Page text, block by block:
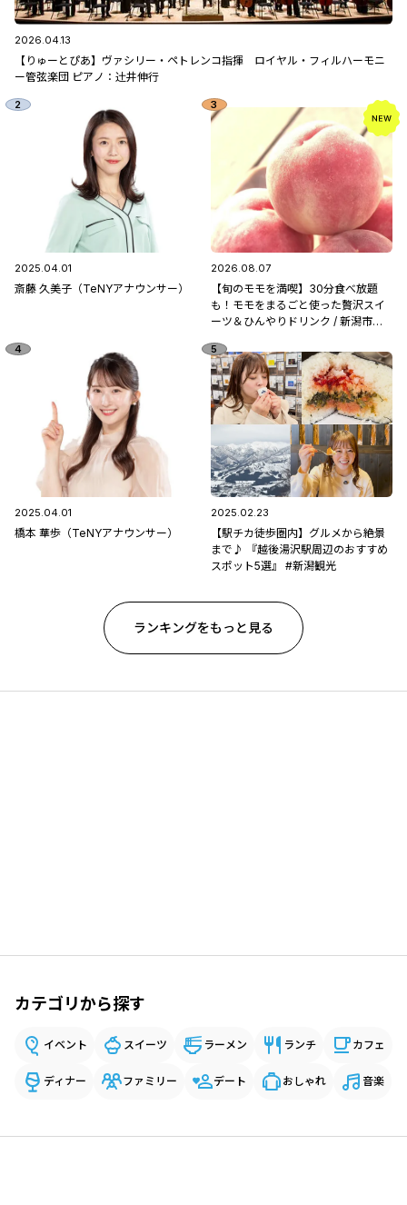
2026.04.13
【りゅーとぴあ】ヴァシリー・ペトレンコ指揮 ロイヤル・フィルハーモニ
ー管弦楽団 ピアノ：辻󠄀井伸行
2025.04.01
斎藤 久美子（TeNYアナウンサー）
2026.08.07
【旬のモモを満喫】30分食べ放題
も！モモをまるごと使った贅沢スイ
ーツ＆ひんやりドリンク / 新潟市南
2025.04.01
橋本 華歩（TeNYアナウンサー）
2025.02.23
【駅チカ徒歩圏内】グルメから絶景
まで♪ 『越後湯沢駅周辺のおすすめ
スポット5選』 #新潟観光
ランキングをもっと見る
カテゴリから探す
イベント スイーツ ラーメン ランチ カフェ
ディナー ファミリー デート おしゃれ 音楽